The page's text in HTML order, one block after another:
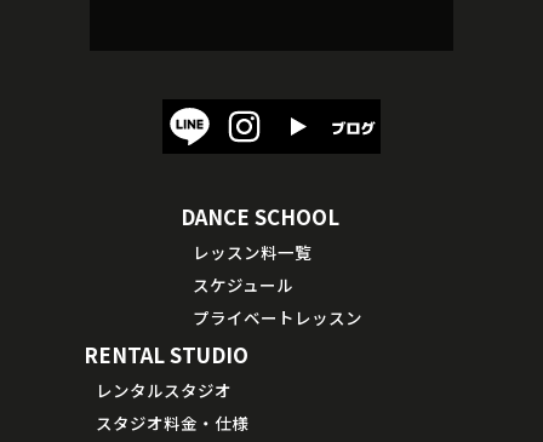
DANCE SCHOOL
レッスン料一覧
スケジュール
プライベートレッスン
RENTAL STUDIO
レンタルスタジオ
スタジオ料金・仕様